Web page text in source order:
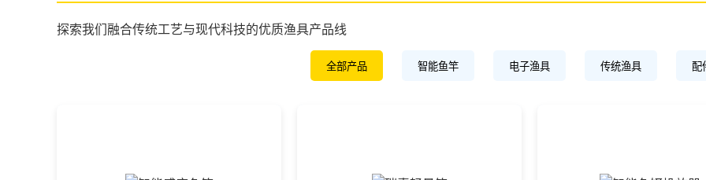
探索我们融合传统工艺与现代科技的优质渔具产品线
全部产品 智能鱼竿 电子渔具 传统渔具 配